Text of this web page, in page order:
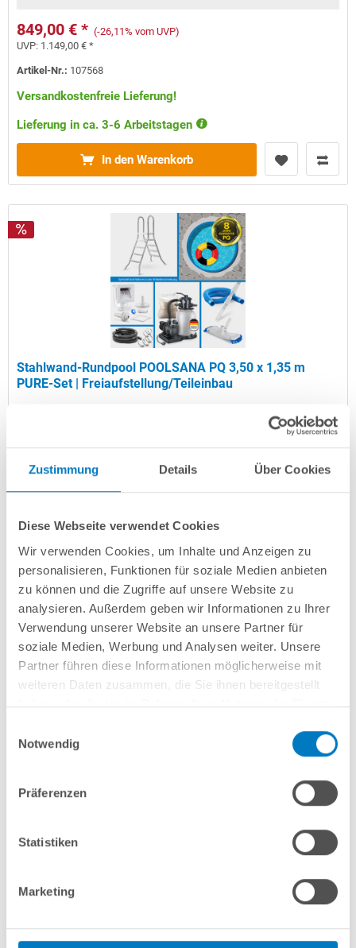
Zustimmung Details Über Cookies
Diese Webseite verwendet Cookies
Wir verwenden Cookies, um Inhalte und Anzeigen zu
personalisieren, Funktionen für soziale Medien anbieten
zu können und die Zugriffe auf unsere Website zu
analysieren. Außerdem geben wir Informationen zu Ihrer
Verwendung unserer Website an unsere Partner für
soziale Medien, Werbung und Analysen weiter. Unsere
Partner führen diese Informationen möglicherweise mit
weiteren Daten zusammen, die Sie ihnen bereitgestellt
Notwendig
Präferenzen
Statistiken
Marketing
849,00 € * (-26,11% vom UVP)
UVP: 1.149,00 € *
Artikel-Nr.: 107568
Versandkostenfreie Lieferung!
Lieferung in ca. 3-6 Arbeitstagen
In den Warenkorb
Stahlwand-Rundpool POOLSANA PQ 3,50 x 1,35 m
PURE-Set | Freiaufstellung/Teileinbau
UVP:1.799,00 € *
Versandkostenfreie Lieferung!
Lieferung in ca. 3-6 Arbeitstagen
In den Warenkorb
Stahlwand-Rundpool POOLSANA PQ 3,50 x 1,35 m
Kurzbeschreibung
1.499,00 € *
Artikel-Nr.:107570